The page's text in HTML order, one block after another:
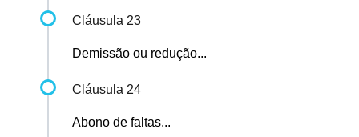
Cláusula 23
Demissão ou redução...
Cláusula 24
Abono de faltas...